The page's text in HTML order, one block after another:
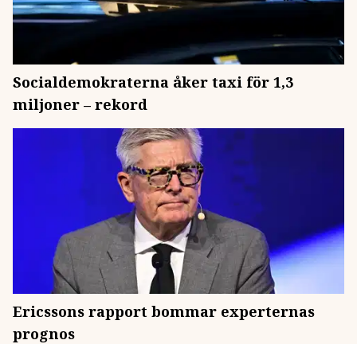
Socialdemokraterna åker taxi för 1,3
miljoner – rekord
Ericssons rapport bommar experternas
prognos